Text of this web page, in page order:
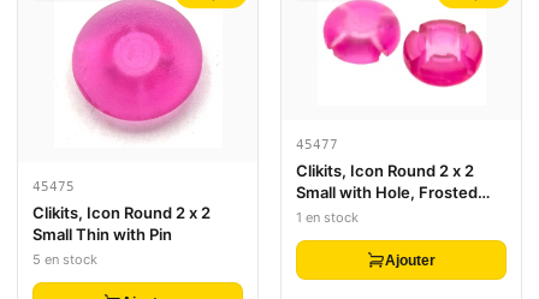
45475
Clikits, Icon Round 2 x 2
Small Thin with Pin
5 en stock
45477
Clikits, Icon Round 2 x 2
Small with Hole, Frosted
(Solid and Transparent
1 en stock
Ajouter